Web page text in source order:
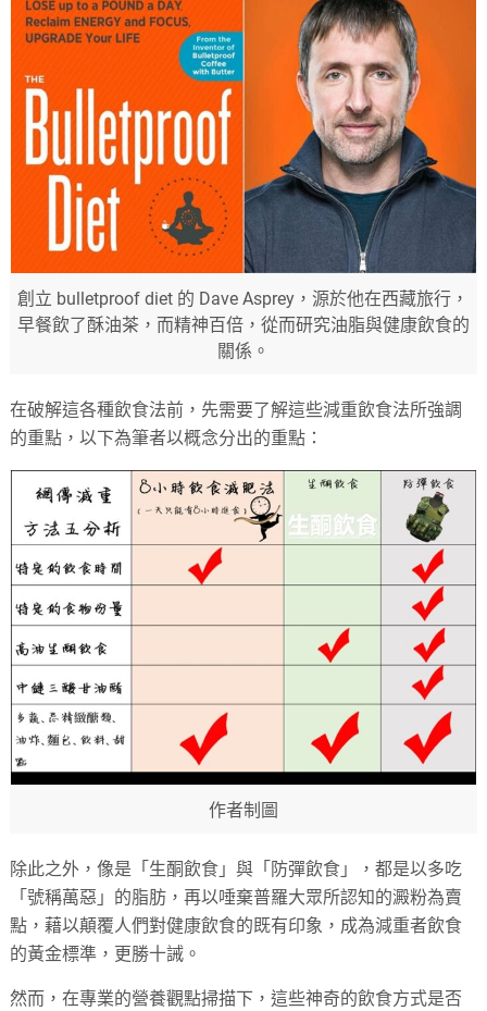
創立 bulletproof diet 的 Dave Asprey，源於他在西藏旅行，
早餐飲了酥油茶，而精神百倍，從而研究油脂與健康飲食的
關係。
在破解這各種飲食法前，先需要了解這些減重飲食法所強調
的重點，以下為筆者以概念分出的重點：
作者制圖
除此之外，像是「生酮飲食」與「防彈飲食」，都是以多吃
「號稱萬惡」的脂肪，再以唾棄普羅大眾所認知的澱粉為賣
點，藉以顛覆人們對健康飲食的既有印象，成為減重者飲食
的黃金標準，更勝十誡。
然而，在專業的營養觀點掃描下，這些神奇的飲食方式是否